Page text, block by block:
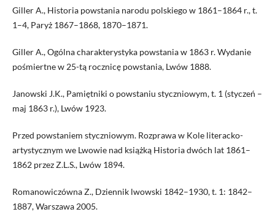
Giller A., Historia powstania narodu polskiego w 1861–1864 r., t.
1–4, Paryż 1867–1868, 1870–1871.
Giller A., Ogólna charakterystyka powstania w 1863 r. Wydanie
pośmiertne w 25-tą rocznicę powstania, Lwów 1888.
Janowski J.K., Pamiętniki o powstaniu styczniowym, t. 1 (styczeń –
maj 1863 r.), Lwów 1923.
Przed powstaniem styczniowym. Rozprawa w Kole literacko-
artystycznym we Lwowie nad książką Historia dwóch lat 1861–
1862 przez Z.L.S., Lwów 1894.
Romanowiczówna Z., Dziennik lwowski 1842–1930, t. 1: 1842–
1887, Warszawa 2005.